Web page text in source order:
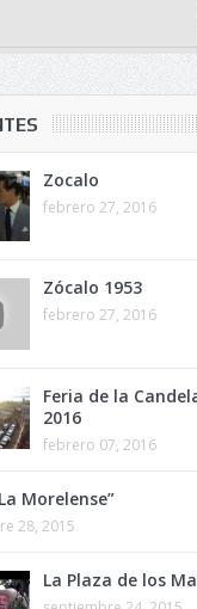
Zocalo
febrero 27, 2016
Zócalo 1953
febrero 27, 2016
Feria de la
2016
febrero 07, 2016
Morelense”
28, 2015
La Plaza de los